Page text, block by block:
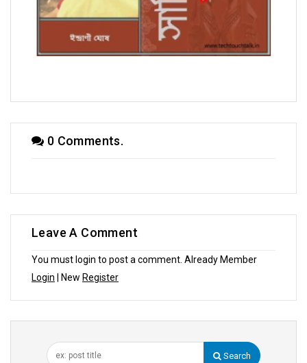
0 Comments.
Leave A Comment
You must login to post a comment. Already Member
Login | New Register
Search